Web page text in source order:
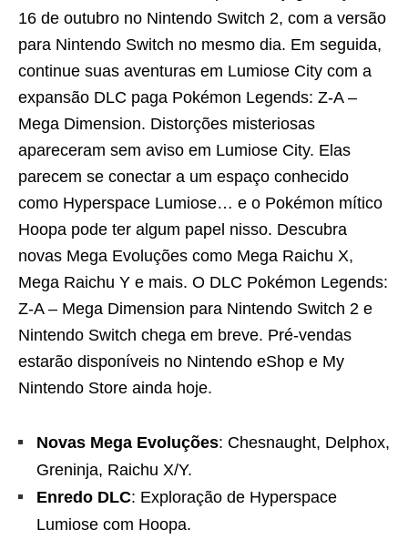
16 de outubro no Nintendo Switch 2, com a versão
para Nintendo Switch no mesmo dia. Em seguida,
continue suas aventuras em Lumiose City com a
expansão DLC paga Pokémon Legends: Z-A –
Mega Dimension. Distorções misteriosas
apareceram sem aviso em Lumiose City. Elas
parecem se conectar a um espaço conhecido
como Hyperspace Lumiose… e o Pokémon mítico
Hoopa pode ter algum papel nisso. Descubra
novas Mega Evoluções como Mega Raichu X,
Mega Raichu Y e mais. O DLC Pokémon Legends:
Z-A – Mega Dimension para Nintendo Switch 2 e
Nintendo Switch chega em breve. Pré-vendas
estarão disponíveis no Nintendo eShop e My
Nintendo Store ainda hoje.
Novas Mega Evoluções: Chesnaught, Delphox,
Greninja, Raichu X/Y.
Enredo DLC: Exploração de Hyperspace
Lumiose com Hoopa.